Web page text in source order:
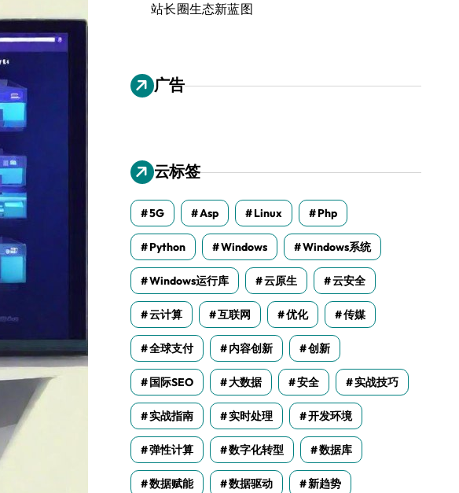
站长圈生态新蓝图
广告
云标签
5G Asp Linux Php
Python Windows Windows系统
Windows运行库 云原生 云安全
云计算 互联网 优化 传媒
全球支付 内容创新 创新
国际SEO 大数据 安全 实战技巧
实战指南 实时处理 开发环境
弹性计算 数字化转型 数据库
数据赋能 数据驱动 新趋势